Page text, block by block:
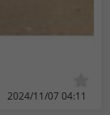
2024/11/07 04:11